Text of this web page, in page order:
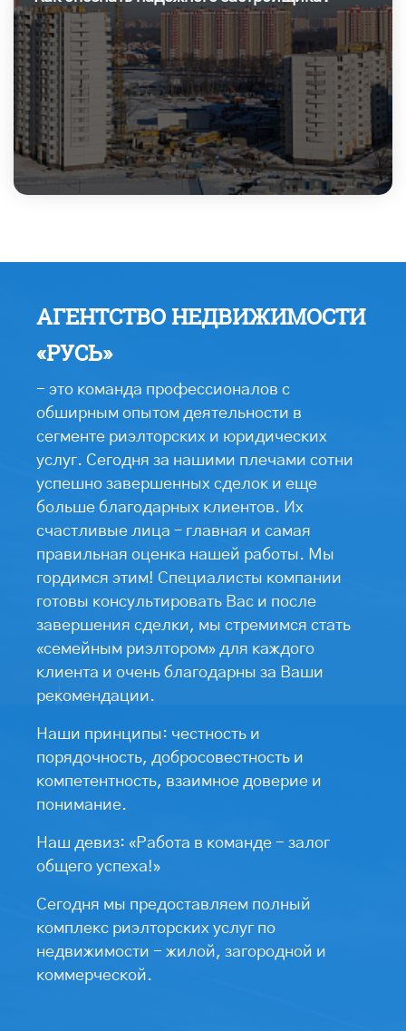
АГЕНТСТВО НЕДВИЖИМОСТИ
«РУСЬ»
- это команда профессионалов с
обширным опытом деятельности в
сегменте риэлторских и юридических
услуг. Сегодня за нашими плечами сотни
успешно завершенных сделок и еще
больше благодарных клиентов. Их
счастливые лица – главная и самая
правильная оценка нашей работы. Мы
гордимся этим! Специалисты компании
готовы консультировать Вас и после
завершения сделки, мы стремимся стать
«семейным риэлтором» для каждого
клиента и очень благодарны за Ваши
рекомендации.
Наши принципы: честность и
порядочность, добросовестность и
компетентность, взаимное доверие и
понимание.
Наш девиз: «Работа в команде - залог
общего успеха!»
Сегодня мы предоставляем полный
комплекс риэлторских услуг по
недвижимости - жилой, загородной и
коммерческой.